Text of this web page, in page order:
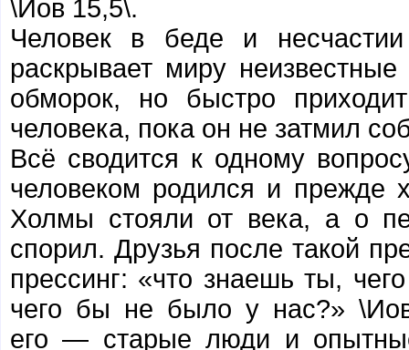
\Иов 15,5\.
Человек в беде и
раскрывает миру
обморок, но быстро
человека, пока он не затмил
Всё сводится к одному
человеком родился и прежде
Холмы стояли от века, а о
спорил. Друзья после такой
прессинг: «что знаешь ты,
чего бы не было у нас?» \Иов
его — старые люди и